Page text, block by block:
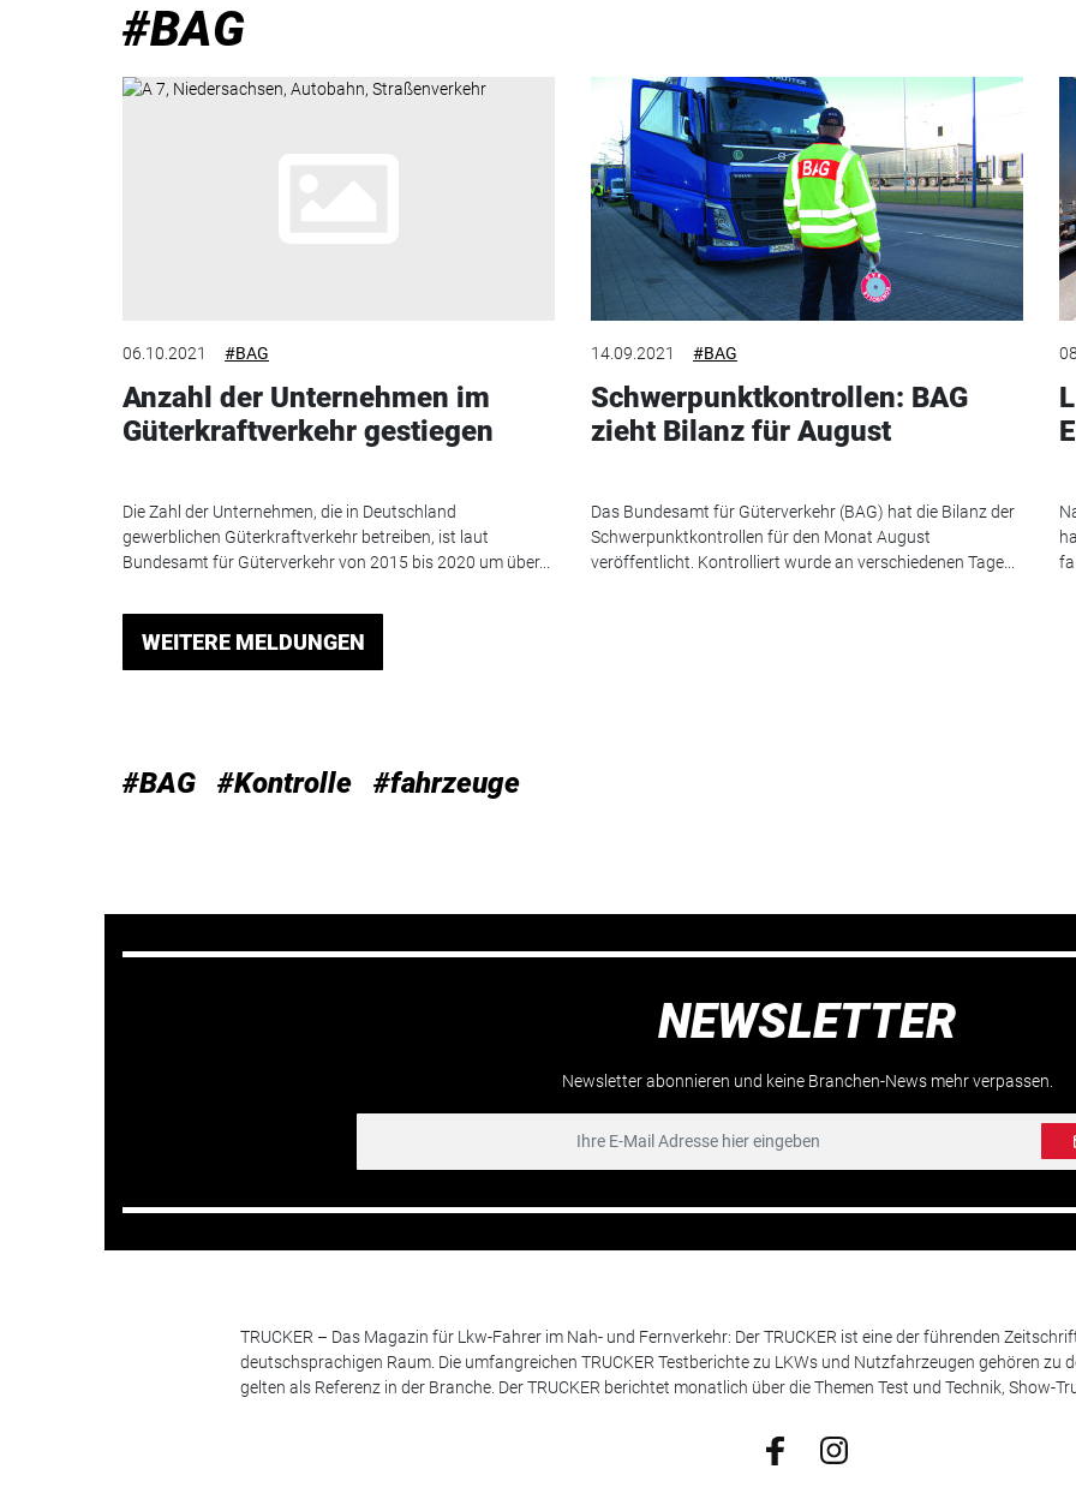
#BAG
06.10.2021 #BAG
Anzahl der Unternehmen im
Güterkraftverkehr gestiegen
Die Zahl der Unternehmen, die in Deutschland
gewerblichen Güterkraftverkehr betreiben, ist laut
Bundesamt für Güterverkehr von 2015 bis 2020 um über...
14.09.2021 #BAG
Schwerpunktkontrollen: BAG
zieht Bilanz für August
Das Bundesamt für Güterverkehr (BAG) hat die Bilanz der
Schwerpunktkontrollen für den Monat August
veröffentlicht. Kontrolliert wurde an verschiedenen Tage...
WEITERE MELDUNGEN
#BAG #Kontrolle #fahrzeuge
NEWSLETTER
Newsletter abonnieren und keine Branchen-News mehr verpassen.
TRUCKER – Das Magazin für Lkw-Fahrer im Nah- und Fernverkehr: Der TRUCKER ist eine der führenden
deutschsprachigen Raum. Die umfangreichen TRUCKER Testberichte zu LKWs und Nutzfahrzeugen gehören zu
gelten als Referenz in der Branche. Der TRUCKER berichtet monatlich über die Themen Test und Technik, Show-